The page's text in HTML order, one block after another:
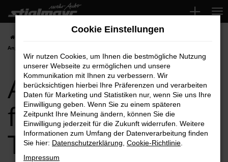
Zum
Hauptinhalt
springen
Angebote
Audi Jahreswagen
für Augsburg
Top-Angebote
Cookie Einstellungen
Wir nutzen Cookies, um Ihnen die bestmögliche Nutzung
unserer Webseite zu ermöglichen und unsere
Kommunikation mit Ihnen zu verbessern. Wir
berücksichtigen hierbei Ihre Präferenzen und verarbeiten
Daten für Marketing und Statistiken nur, wenn Sie uns Ihre
Einwilligung geben. Wenn Sie zu einem späteren
Zeitpunkt Ihre Meinung ändern, können Sie die
Einwilligung jederzeit für die Zukunft widerrufen. Weitere
Informationen zum Umfang der Datenverarbeitung finden
Sie hier: Datenschutzerklärung Cookie-Richtlinie
Impressum